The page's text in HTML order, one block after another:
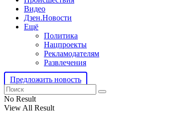
Видео
Дзен.Новости
Ещё
Политика
Нацпроекты
Рекламодателям
Развлечения
Предложить новость
No Result
View All Result